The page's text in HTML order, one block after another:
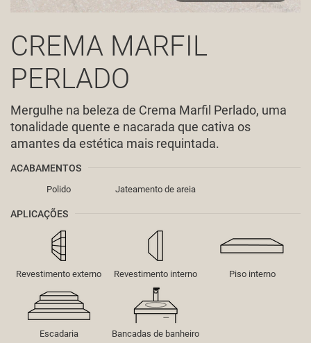
CREMA MARFIL
PERLADO
Mergulhe na beleza de Crema Marfil Perlado, uma
tonalidade quente e nacarada que cativa os
amantes da estética mais requintada.
ACABAMENTOS
Polido Jateamento de areia
APLICAÇÕES
Revestimento externo Revestimento interno Piso interno
Escadaria Bancadas de banheiro